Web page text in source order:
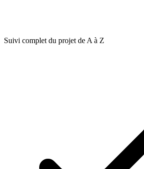
Suivi complet du projet de A à Z